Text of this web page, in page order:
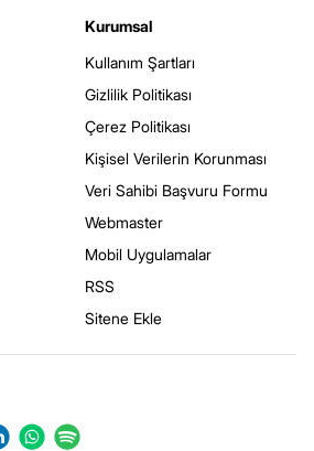
Kurumsal
Kullanım Şartları
Gizlilik Politikası
Çerez Politikası
Kişisel Verilerin Korunması
Veri Sahibi Başvuru Formu
Webmaster
Mobil Uygulamalar
RSS
Sitene Ekle